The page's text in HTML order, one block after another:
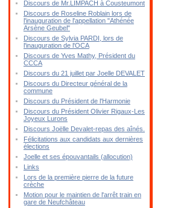
Discours de Mr.LIMPACH à Cousteumont
Discours de Roseline Roblain lors de
l'inauguration de l'appellation "Athénée
Arsène Geubel"
Discours de Sylvia PARDI, lors de
l'inauguration de l'OCA
Discours de Yves Mathy, Président du
CCCA
Discours du 21 juillet par Joelle DEVALET
Discours du Directeur général de la
commune
Discours du Président de l'Harmonie
Discours du Président Olivier Rigaux-Les
Joyeux Lurons
Discours Joëlle Devalet-repas des aînés.
Félicitations aux candidats aux dernières
élections
Joelle et ses épouvantails (allocution)
Links
Lors de la première pierre de la future
crèche
Motion pour le maintien de l'arrêt train en
gare de Neufchâteau